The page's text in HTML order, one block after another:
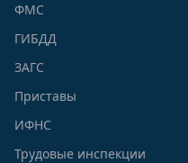
ФМС
ГИБДД
ЗАГС
Приставы
ИФНС
Трудовые инспекции